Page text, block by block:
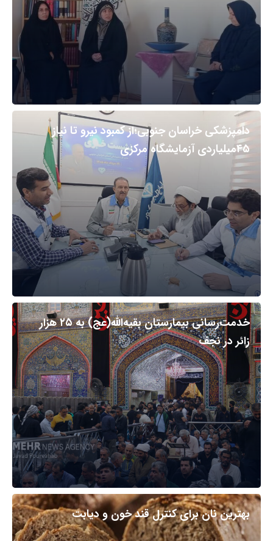
دامپزشکی خراسان جنوبی؛از کمبود نیرو تا نیاز
۴۵میلیاردی آزمایشگاه مرکزی
خدمت‌رسانی بیمارستان بقیه‌الله(عج) به ۲۵ هزار
زائر در نجف
بهترین نان برای کنترل قند خون و دیابت